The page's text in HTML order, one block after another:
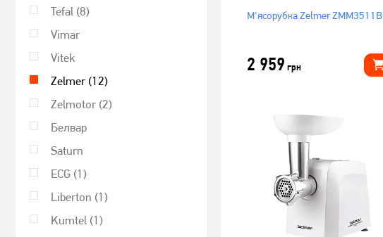
Tefal (8)
Vimar
Vitek
Zelmer (12)
Zelmotor (2)
Белвар
Saturn
ECG (1)
Liberton (1)
Kumtel (1)
М'ясорубка Zelmer ZMM3511B
2 959 грн